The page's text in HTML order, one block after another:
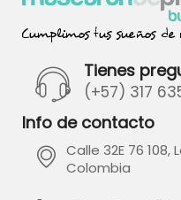
Tienes
(+57) 317
Info de contacto
Calle 32E 76
Colombia